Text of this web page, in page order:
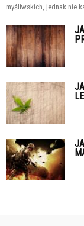
myśliwskich, jednak nie